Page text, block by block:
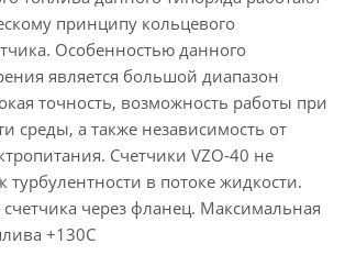
принципу кольцевого
Особенностью данного
является большой диапазон
точность, возможность работы при
среды, а также независимость от
Cчетчики VZO-40 не
турбулентности в потоке жидкости.
через фланец. Максимальная
+130С